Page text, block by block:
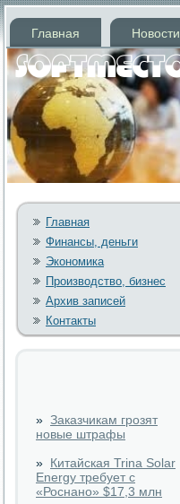
Главная Новости
Главная
Финансы, деньги
Экономика
Производство, бизнес
Архив записей
Контакты
» Заказчикам грозят
новые штрафы
» Китайская Trina Solar
Energy требует с
«Роснано» $17,3 млн